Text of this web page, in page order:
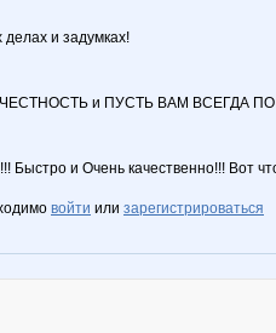
и задумках!
и ПУСТЬ ВАМ ВСЕГДА
и Очень качественно!!! Вот
войти или зарегистрироваться